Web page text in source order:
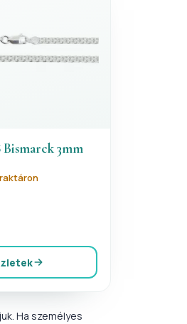
3mm
Ha személyes